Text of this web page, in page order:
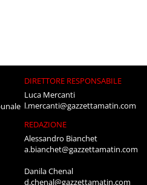
DIRETTORE RESPONSABILE
Luca Mercanti
l.mercanti@gazzettamatin.com
REDAZIONE
Alessandro Bianchet
a.bianchet@gazzettamatin.com
Danila Chenal
d.chenal@gazzettamatin.com